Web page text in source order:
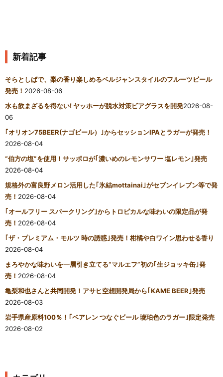
新着記事
そらとしばで、梨の香り楽しめるベルジャンスタイルのフルーツビール
発売！ 2026-08-06
水も飲まざるを得ない! ヤッホーが脱水対策ビアグラスを開発2026-08-
06
｢オリオン75BEER(ナゴビール）｣からセッションIPAとラガーが発売！
2026-08-04
“伯方の塩”を使用！サッポロが｢濃いめのレモンサワー 塩レモン｣発売
2026-08-04
規格外の富良野メロン活用した｢氷結mottainai｣がセブンイレブン等で発
売！ 2026-08-04
｢オールフリー スパークリング｣からトロピカルな味わいの限定品が発
売！ 2026-08-04
｢ザ・プレミアム・モルツ 時の誘惑｣発売！柑橘や白ワイン思わせる香り
2026-08-04
まろやかな味わいを一層引き立てる“マルエフ”初の｢生ジョッキ缶｣発
売！ 2026-08-04
亀梨和也さんと共同開発！アサヒ空想開発局から｢KAME BEER｣発売
2026-08-03
岩手県産原料100％！｢ベアレン つなぐビール 琥珀色のラガー｣限定発売
2026-08-02